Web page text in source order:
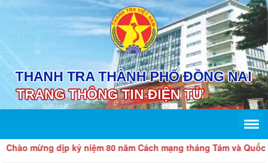
mừng dịp kỷ niệm 80 năm Cách mạng tháng Tám và Quốc